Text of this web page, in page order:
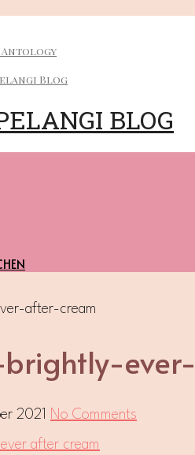
Antology
Blog
after-cream
2021 No Comments